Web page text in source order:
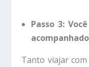
Passo 3:
Tanto viajar